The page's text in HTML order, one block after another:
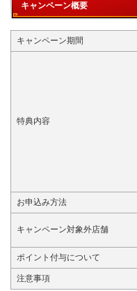
キャンペーン概要
キャンペーン期間
特典内容
お申込み方法
キャンペーン対象外店舗
ポイント付与について
注意事項